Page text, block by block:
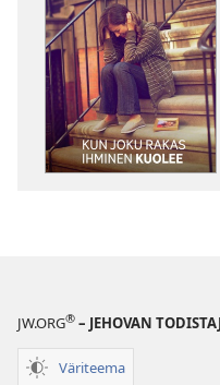
JW.ORG® – JEHOVAN
Väriteema